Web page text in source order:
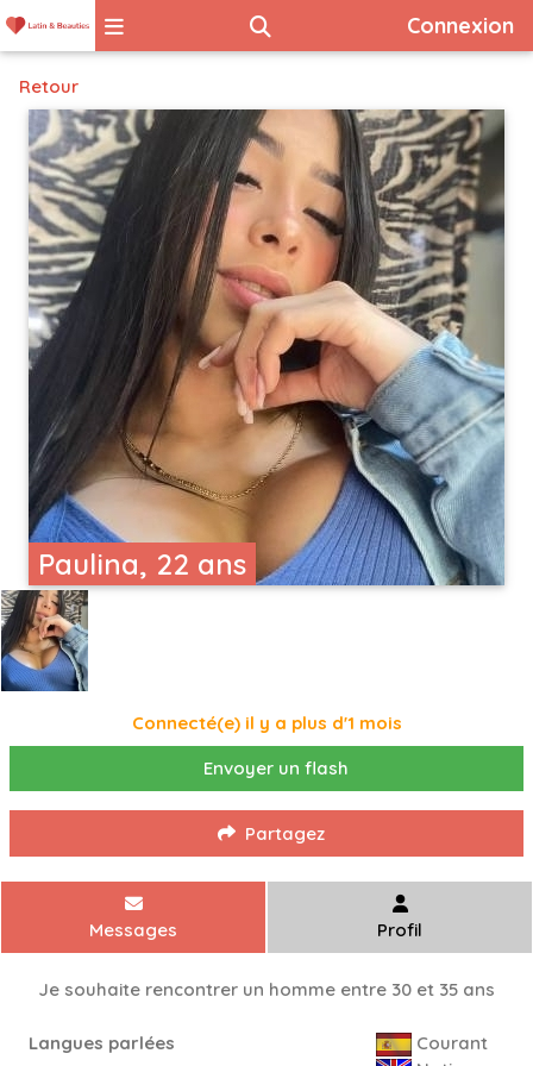
Connexion
Retour
Paulina, 22 ans
Connecté(e) il y a plus d'1 mois
Envoyer un flash
Partagez
Messages Profil
Je souhaite rencontrer un homme entre 30 et 35 ans
Langues parlées
Courant